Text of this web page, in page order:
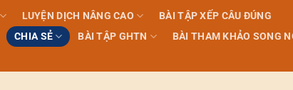
LUYỆN DỊCH NÂNG CAO
BÀI TẬP XẾP CÂU ĐÚNG
CHIA SẺ BÀI TẬP GHTN
BÀI THAM KHẢO SONG